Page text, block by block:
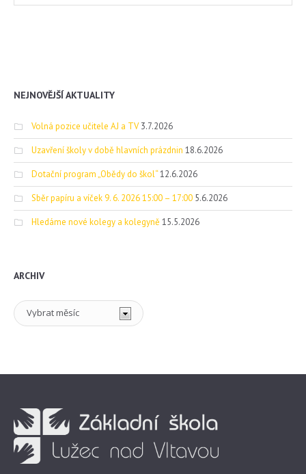
NEJNOVĚJŠÍ AKTUALITY
Volná pozice učitele AJ a TV 3.7.2026
Uzavření školy v době hlavních prázdnin 18.6.2026
Dotační program „Obědy do škol“12.6.2026
Sběr papíru a víček 9. 6. 2026 15:00 – 17:00 5.6.2026
Hledáme nové kolegy a kolegyně 15.5.2026
ARCHIV
Archiv